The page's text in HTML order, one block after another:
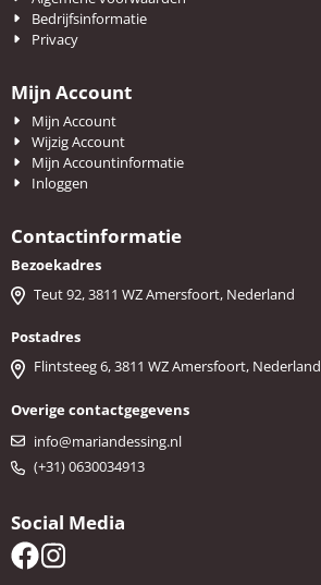
Bedrijfsinformatie
Privacy
Mijn Account
Mijn Account
Wijzig Account
Mijn Accountinformatie
Inloggen
Contactinformatie
Bezoekadres
Teut 92, 3811 WZ Amersfoort, Nederland
Postadres
Flintsteeg 6, 3811 WZ Amersfoort, Nederland
Overige contactgegevens
info@mariandessing.nl
(+31) 0630034913
Social Media